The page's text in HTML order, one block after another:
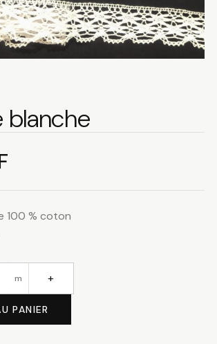
blanche
100 % coton
m +
PANIER